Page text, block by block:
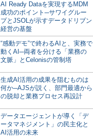
AI Ready Dataを実現するMDM
成功のポイント─サワイグルー
プとJSOLが示すデータドリブン
経営の基盤
“感動デモ”で終わるAIと、実務で
動くAI─両者を分ける「業務の
文脈」とCelonisの管制塔
生成AI活用の成果を阻むものは
何か─AJSが説く、部門最適から
の脱却と業務プロセス再設計
データエージェントが導く「デ
ータマネジメント」の民主化と
AI活用の未来